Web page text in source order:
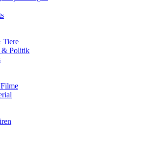
Tiere
& Politik